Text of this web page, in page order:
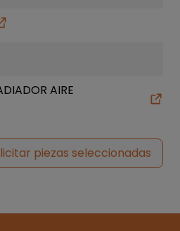
AIRE
piezas seleccionadas